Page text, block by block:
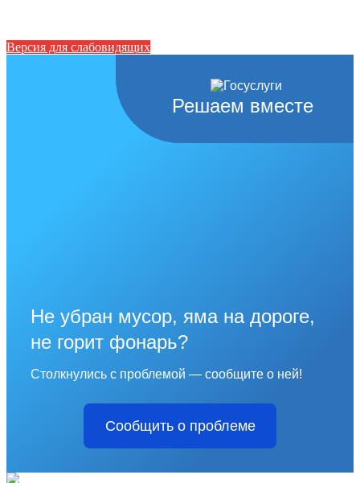
Версия для слабовидящих
Решаем вместе
Не убран мусор, яма на дороге,
не горит фонарь?
Столкнулись с проблемой — сообщите о ней!
Сообщить о проблеме